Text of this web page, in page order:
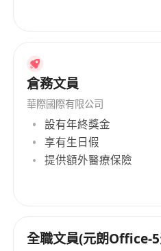
倉務文員
華際國際有限公司
設有年終獎金
享有生日假
提供額外醫療保險
全職文員(元朗Office-